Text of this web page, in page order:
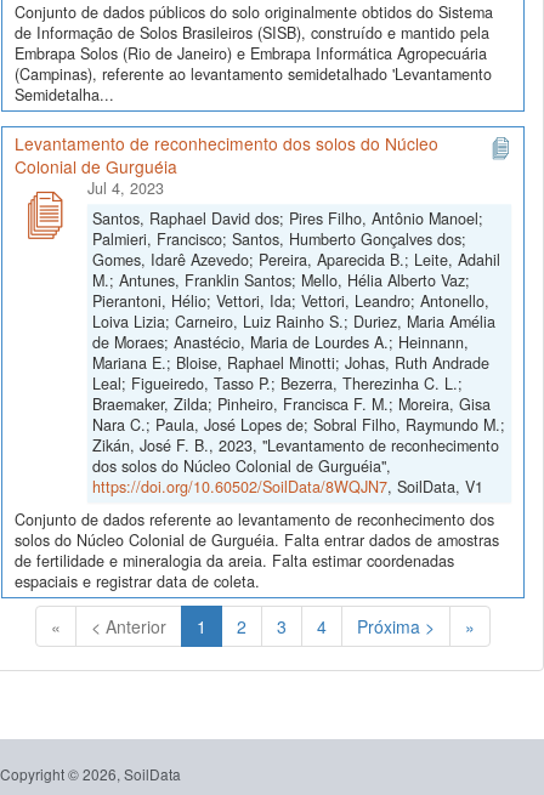
Conjunto de dados públicos do solo originalmente obtidos do Sistema
de Informação de Solos Brasileiros (SISB), construído e mantido pela
Embrapa Solos (Rio de Janeiro) e Embrapa Informática Agropecuária
(Campinas), referente ao levantamento semidetalhado 'Levantamento
Semidetalha...
Levantamento de reconhecimento dos solos do Núcleo
Colonial de Gurguéia
Jul 4, 2023
Santos, Raphael David dos; Pires Filho, Antônio Manoel;
Palmieri, Francisco; Santos, Humberto Gonçalves dos;
Gomes, Idarê Azevedo; Pereira, Aparecida B.; Leite, Adahil
M.; Antunes, Franklin Santos; Mello, Hélia Alberto Vaz;
Pierantoni, Hélio; Vettori, Ida; Vettori, Leandro; Antonello,
Loiva Lizia; Carneiro, Luiz Rainho S.; Duriez, Maria Amélia
de Moraes; Anastécio, Maria de Lourdes A.; Heinnann,
Mariana E.; Bloise, Raphael Minotti; Johas, Ruth Andrade
Leal; Figueiredo, Tasso P.; Bezerra, Therezinha C. L.;
Braemaker, Zilda; Pinheiro, Francisca F. M.; Moreira, Gisa
Nara C.; Paula, José Lopes de; Sobral Filho, Raymundo M.;
Zikán, José F. B., 2023, "Levantamento de reconhecimento
dos solos do Núcleo Colonial de Gurguéia",
https://doi.org/10.60502/SoilData/8WQJN7, SoilData, V1
Conjunto de dados referente ao levantamento de reconhecimento dos
solos do Núcleo Colonial de Gurguéia. Falta entrar dados de amostras
de fertilidade e mineralogia da areia. Falta estimar coordenadas
espaciais e registrar data de coleta.
« < Anterior 1 (Atual)
2 3 4 Próxima > »
Copyright © 2026, SoilData